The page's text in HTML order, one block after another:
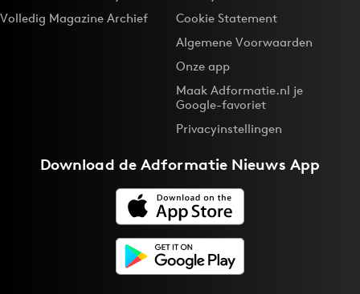
Volledig Magazine Archief
Cookie Statement
Algemene Voorwaarden
Onze app
Maak Adformatie.nl je
Google-favoriet
Privacyinstellingen
Download deAdformatie Nieuws App